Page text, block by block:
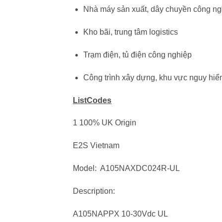
Nhà máy sản xuất, dây chuyền công
Kho bãi, trung tâm logistics
Trạm điện, tủ điện công nghiệp
Công trình xây dựng, khu vực nguy
ListCodes
1 100% UK Origin
E2S Vietnam
Model: A105NAXDC024R-UL
Description:
A105NAPPX 10-30Vdc UL